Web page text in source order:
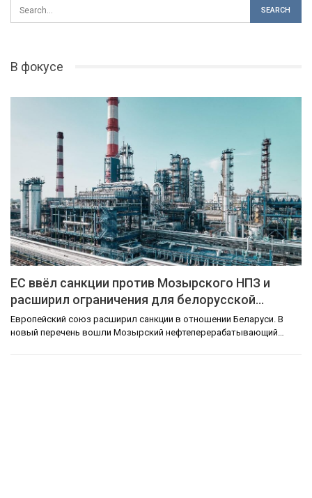
В фокусе
ЕС ввёл санкции против Мозырского НПЗ и
расширил ограничения для белорусской…
Европейский союз расширил санкции в отношении Беларуси. В
новый перечень вошли Мозырский нефтеперерабатывающий…